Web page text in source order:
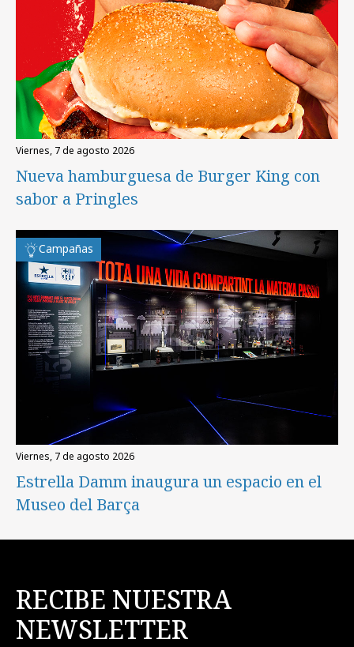
viernes, 7 de agosto 2026
Nueva hamburguesa de Burger King con
sabor a Pringles
Campañas
viernes, 7 de agosto 2026
Estrella Damm inaugura un espacio en el
Museo del Barça
RECIBE NUESTRA
NEWSLETTER